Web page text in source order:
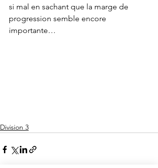
si mal en sachant que la marge de
progression semble encore
importante…
Division 3